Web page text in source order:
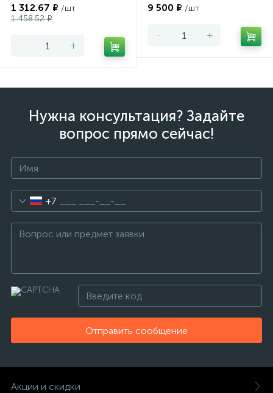
1 312.67 ₽ /шт
1 458.52 ₽
- +
9 500 ₽ /шт
- +
Нужна консультация? Задайте
вопрос прямо сейчас!
+7
Отправить сообщение
Акции и скидки